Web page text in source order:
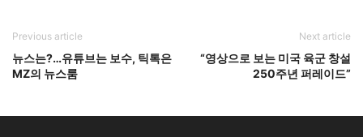
Previous article
뉴스는?…유튜브는 보수, 틱톡은
MZ의 뉴스룸
Next article
“영상으로 보는 미국 육군 창설
250주년 퍼레이드”